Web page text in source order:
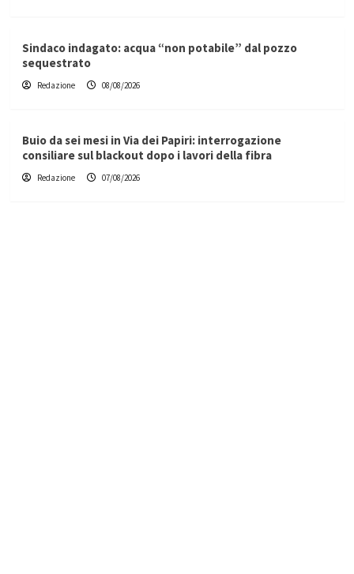
Sindaco indagato: acqua “non potabile” dal pozzo
sequestrato
Redazione 08/08/2026
Buio da sei mesi in Via dei Papiri: interrogazione
consiliare sul blackout dopo i lavori della fibra
Redazione 07/08/2026